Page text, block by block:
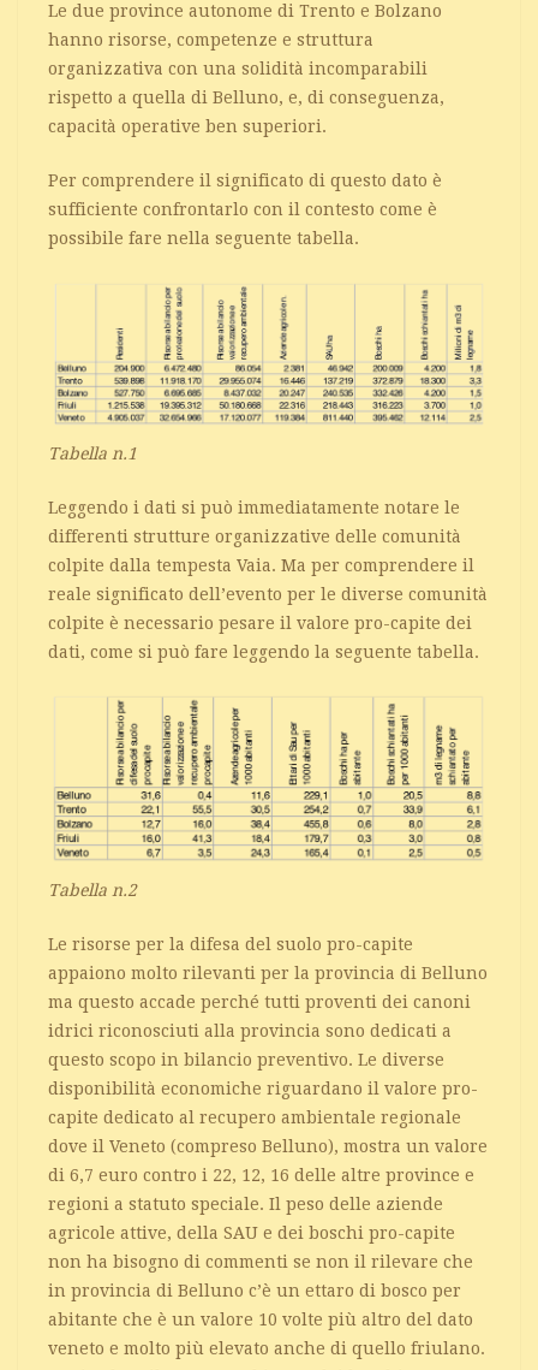
Le due province autonome di Trento e Bolzano
hanno risorse, competenze e struttura
organizzativa con una solidità incomparabili
rispetto a quella di Belluno, e, di conseguenza,
capacità operative ben superiori.
Per comprendere il significato di questo dato è
sufficiente confrontarlo con il contesto come è
possibile fare nella seguente tabella.
Tabella n.1
Leggendo i dati si può immediatamente notare le
differenti strutture organizzative delle comunità
colpite dalla tempesta Vaia. Ma per comprendere il
reale significato dell’evento per le diverse comunità
colpite è necessario pesare il valore pro-capite dei
dati, come si può fare leggendo la seguente tabella.
Tabella n.2
Le risorse per la difesa del suolo pro-capite
appaiono molto rilevanti per la provincia di Belluno
ma questo accade perché tutti proventi dei canoni
idrici riconosciuti alla provincia sono dedicati a
questo scopo in bilancio preventivo. Le diverse
disponibilità economiche riguardano il valore pro-
capite dedicato al recupero ambientale regionale
dove il Veneto (compreso Belluno), mostra un valore
di 6,7 euro contro i 22, 12, 16 delle altre province e
regioni a statuto speciale. Il peso delle aziende
agricole attive, della SAU e dei boschi pro-capite
non ha bisogno di commenti se non il rilevare che
in provincia di Belluno c’è un ettaro di bosco per
abitante che è un valore 10 volte più altro del dato
veneto e molto più elevato anche di quello friulano.